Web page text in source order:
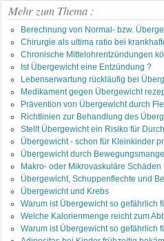
Mehr zum Thema :
Berechnung von Normal- bzw.
Chirurgie als ultima ratio bei
Chronische Mittelohrentzündungen
Ist Übergewicht eine Entzündung ?
Lebenserwartung rückläufig bei
Medikament gegen Übergewicht
Prävention von Übergewicht durch
Richtlinien zur Behandlung des
Stellt Übergewicht ein Risiko für
Übergewicht - schon für Kleinkinder
Übergewicht durch
Makro- oder Mikrovaskuläre Schäden
Übergewicht, Schuppenflechte und
Übergewicht und Krebs
Warum ist Übergewicht so gefährlich
Welche Kalorienmenge reicht zum
Warum ist Übergewicht so gefährlich